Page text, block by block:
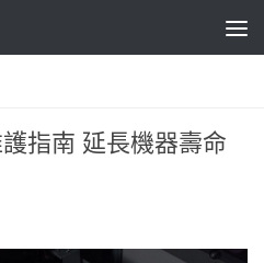
護指南 延長機器壽命